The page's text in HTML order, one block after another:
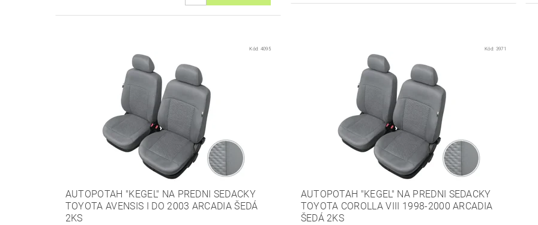
Kód: 4095
AUTOPOTAH "KEGEL" NA PREDNI SEDACKY
TOYOTA AVENSIS I DO 2003 ARCADIA ŠEDÁ
2KS
Kód: 3971
AUTOPOTAH "KEGEL" NA PREDNI SEDACKY
TOYOTA COROLLA VIII 1998-2000 ARCADIA
ŠEDÁ 2KS